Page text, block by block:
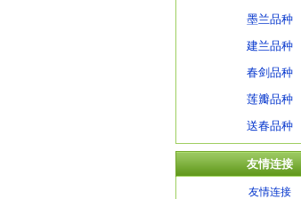
墨兰品种
建兰品种
春剑品种
莲瓣品种
送春品种
友情连接
友情连接